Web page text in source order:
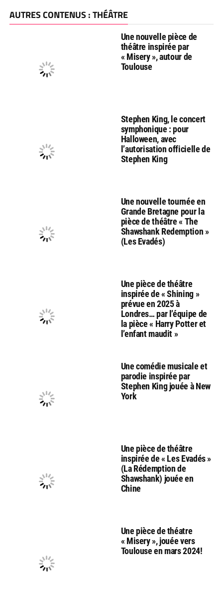
AUTRES CONTENUS : THÉÂTRE
Une nouvelle pièce de
théâtre inspirée par
« Misery », autour de
Toulouse
Stephen King, le concert
symphonique : pour
Halloween, avec
l’autorisation officielle de
Stephen King
Une nouvelle tournée en
Grande Bretagne pour la
pièce de théâtre « The
Shawshank Redemption »
(Les Evadés)
Une pièce de théâtre
inspirée de « Shining »
prévue en 2025 à
Londres… par l’équipe de
la pièce « Harry Potter et
l’enfant maudit »
Une comédie musicale et
parodie inspirée par
Stephen King jouée à New
York
Une pièce de théâtre
inspirée de « Les Evadés »
(La Rédemption de
Shawshank) jouée en
Chine
Une pièce de théatre
« Misery », jouée vers
Toulouse en mars 2024!